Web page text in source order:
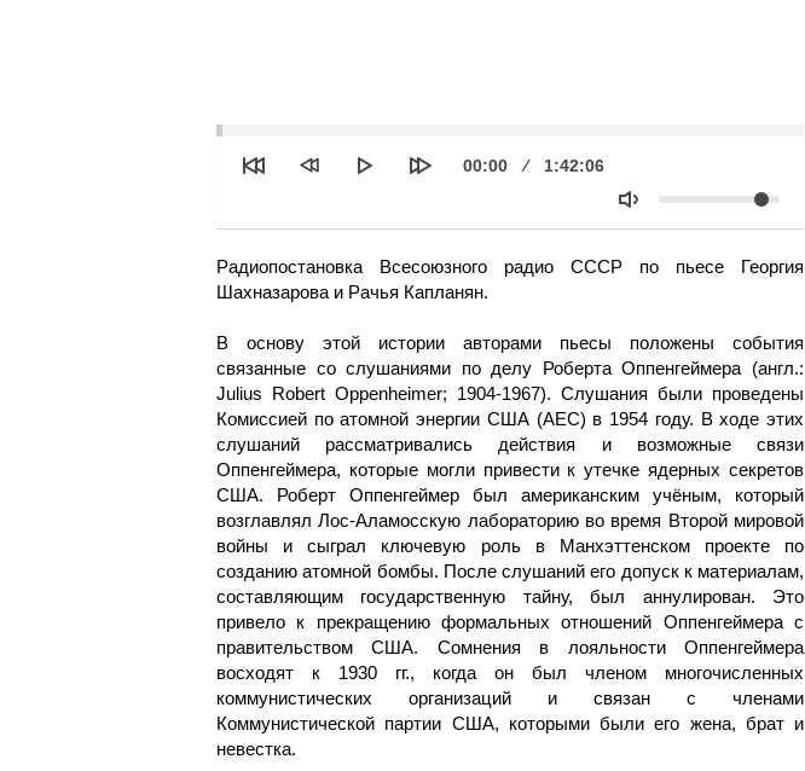
Текущее
00:00 Продолжительность
1:42:06
Объем
Радиопостановка Всесоюзного радио СССР по пьесе Георгия
Шахназарова и Рачья Капланян.
В основу этой истории авторами пьесы положены события
связанные со слушаниями по делу Роберта Оппенгеймера (англ.:
Julius Robert Oppenheimer; 1904-1967). Слушания были проведены
Комиссией по атомной энергии США (AEC) в 1954 году. В ходе этих
слушаний рассматривались действия и возможные связи
Оппенгеймера, которые могли привести к утечке ядерных секретов
США. Роберт Оппенгеймер был американским учёным, который
возглавлял Лос-Аламосскую лабораторию во время Второй мировой
войны и сыграл ключевую роль в Манхэттенском проекте по
созданию атомной бомбы. После слушаний его допуск к материалам,
составляющим государственную тайну, был аннулирован. Это
привело к прекращению формальных отношений Оппенгеймера с
правительством США. Сомнения в лояльности Оппенгеймера
восходят к 1930 гг., когда он был членом многочисленных
коммунистических организаций и связан с членами
Коммунистической партии США, которыми были его жена, брат и
невестка.